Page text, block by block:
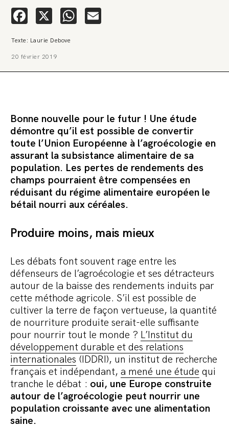
Facebook
X WhatsApp
Texte: Laurie Debove
20 février 2019
Bonne nouvelle pour le futur ! Une étude
démontre qu’il est possible de convertir
toute l’Union Européenne à l’agroécologie en
assurant la subsistance alimentaire de sa
population. Les pertes de rendements des
champs pourraient être compensées en
réduisant du régime alimentaire européen le
bétail nourri aux céréales.
Produire moins, mais mieux
Les débats font souvent rage entre les
défenseurs de l’agroécologie et ses détracteurs
autour de la baisse des rendements induits par
cette méthode agricole. S’il est possible de
cultiver la terre de façon vertueuse, la quantité
de nourriture produite serait-elle suffisante
pour nourrir tout le monde ? L’Institut du
développement durable et des relations
internationales (IDDRI), un institut de recherche
français et indépendant, a mené une étude qui
tranche le débat : oui, une Europe construite
autour de l’agroécologie peut nourrir une
population croissante avec une alimentation
saine.
🔥 Le groupe Pierre Fabre, qui pèse 3,2 milliards d’euros, nous
Une procédure bâillon. Notre tort ? Avoir voulu protéger
veut nous faire taire. Cette procédure bâillon vise à nous affaiblir et,
aujourd’hui une grande campagne de soutien avec un premier
Commander le pack